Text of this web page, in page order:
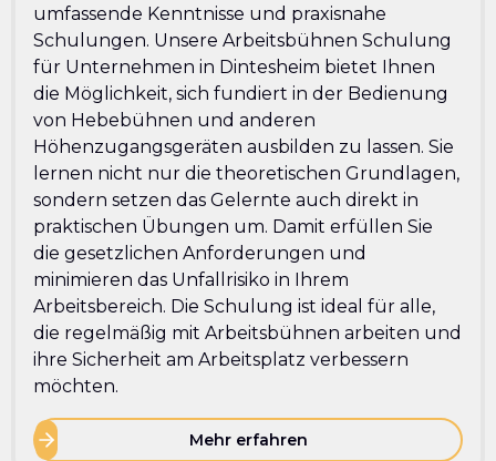
umfassende Kenntnisse und praxisnahe
Schulungen. Unsere Arbeitsbühnen Schulung
für Unternehmen in Dintesheim bietet Ihnen
die Möglichkeit, sich fundiert in der Bedienung
von Hebebühnen und anderen
Höhenzugangsgeräten ausbilden zu lassen. Sie
lernen nicht nur die theoretischen Grundlagen,
sondern setzen das Gelernte auch direkt in
praktischen Übungen um. Damit erfüllen Sie
die gesetzlichen Anforderungen und
minimieren das Unfallrisiko in Ihrem
Arbeitsbereich. Die Schulung ist ideal für alle,
die regelmäßig mit Arbeitsbühnen arbeiten und
ihre Sicherheit am Arbeitsplatz verbessern
möchten.
Mehr erfahren